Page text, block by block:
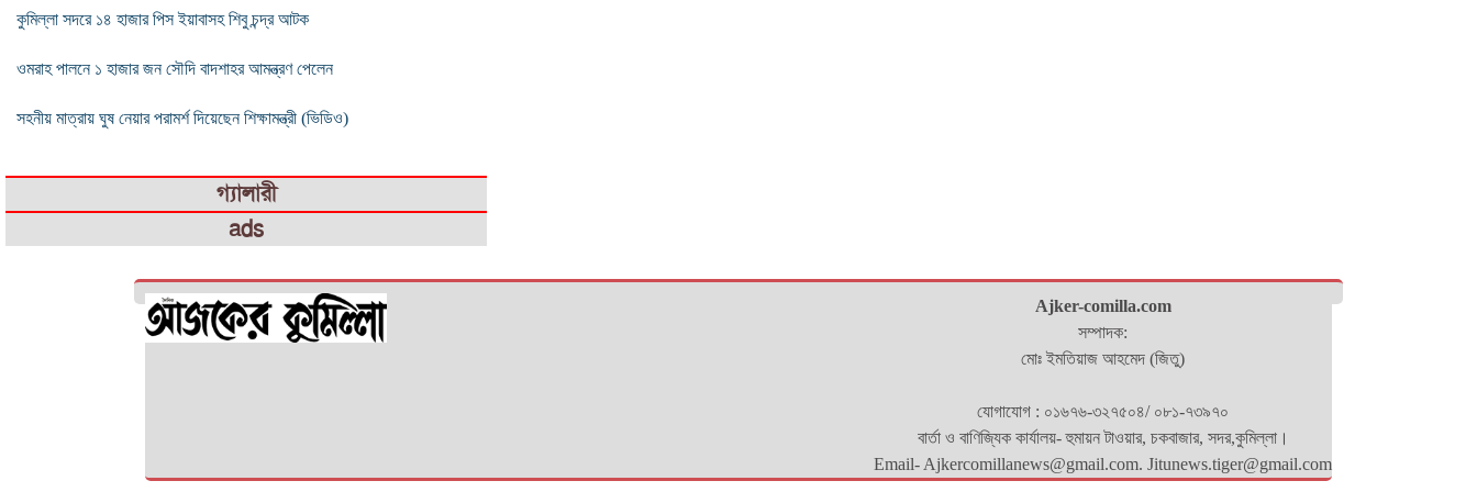
কুমিল্লা সদরে ১৪ হাজার পিস ইয়াবাসহ শিবু চন্দ্র আটক
ওমরাহ পালনে ১ হাজার জন সৌদি বাদশাহর আমন্ত্রণ পেলেন
সহনীয় মাত্রায় ঘুষ নেয়ার পরামর্শ দিয়েছেন শিক্ষামন্ত্রী (ভিডিও)
গ্যালারী
ads
Ajker-comilla.com
সম্পাদক:
মোঃ ইমতিয়াজ আহমেদ (জিতু)
যোগাযোগ : ০১৬৭৬-৩২৭৫০৪/ ০৮১-৭৩৯৭০
বার্তা ও বাণিজ্যিক কার্যালয়- হুমায়ন টাওয়ার, চকবাজার, সদর,কুমিল্লা।
Email- Ajkercomillanews@gmail.com. Jitunews.tiger@gmail.com